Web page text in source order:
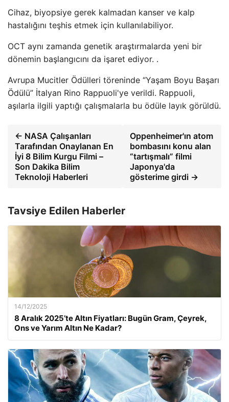
Cihaz, biyopsiye gerek kalmadan kanser ve kalp
hastalığını teşhis etmek için kullanılabiliyor.
OCT aynı zamanda genetik araştırmalarda yeni bir
dönemin başlangıcını da işaret ediyor. .
Avrupa Mucitler Ödülleri töreninde “Yaşam Boyu Başarı
Ödülü” İtalyan Rino Rappuoli'ye verildi. Rappuoli,
aşılarla ilgili yaptığı çalışmalarla bu ödüle layık görüldü.
← NASA Çalışanları
Tarafından Onaylanan En
İyi 8 Bilim Kurgu Filmi –
Son Dakika Bilim
Teknoloji Haberleri
Oppenheimer'ın atom
bombasını konu alan
“tartışmalı” filmi
Japonya'da
gösterime girdi →
Tavsiye Edilen Haberler
14/12/2025
8 Aralık 2025’te Altın Fiyatları: Bugün Gram, Çeyrek,
Ons ve Yarım Altın Ne Kadar?